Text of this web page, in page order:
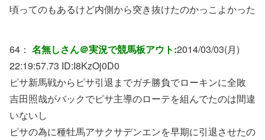
頃ってのもあるけど内側から突き抜けたのかっこよかった
64： 名無しさん＠実況で競馬板アウト:2014/03/03(月)
22:19:57.73 ID:I8KzOj0D0
ピサ新馬戦からピサ引退までガチ勝負でローキンに全敗
吉田照哉がバックでピサ主導のローテを組んでたのは間違
いないし
ピサの為に種牡馬アサクサデンエンを早期に引退させたの